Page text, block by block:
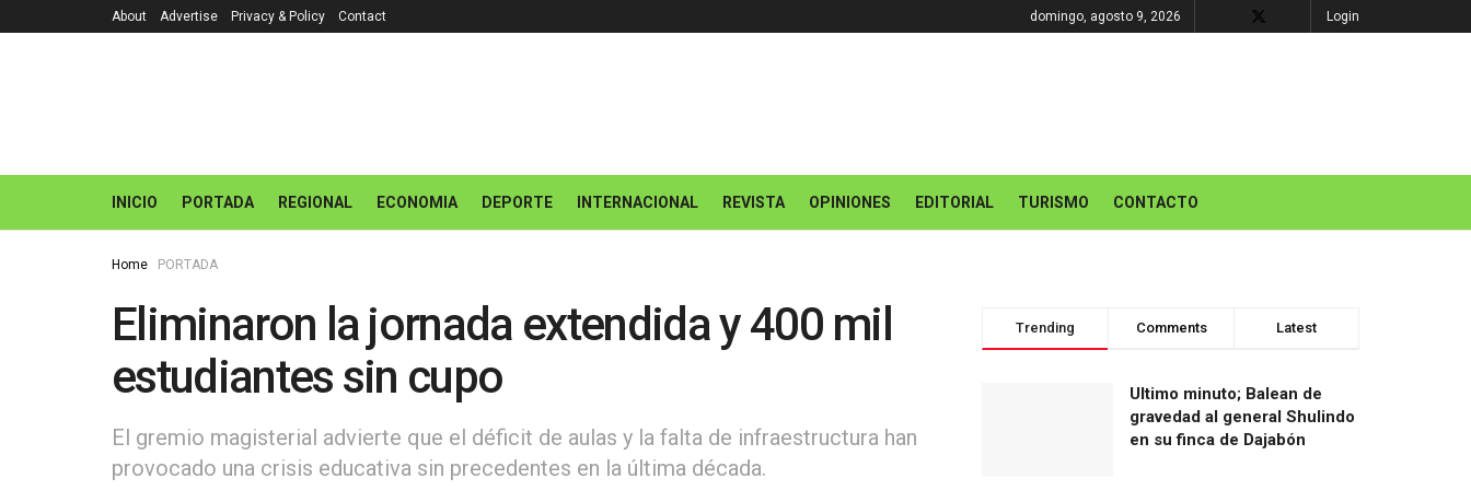
About Advertise Privacy & Policy Contact domingo, agosto 9, 2026 Login
INICIO PORTADA REGIONAL ECONOMIA DEPORTE INTERNACIONAL REVISTA OPINIONES EDITORIAL TURISMO CONTACTO
Home PORTADA
Eliminaron la jornada extendida y 400 mil
estudiantes sin cupo
El gremio magisterial advierte que el déficit de aulas y la falta de infraestructura han
provocado una crisis educativa sin precedentes en la última década.
Trending Comments Latest
Ultimo minuto; Balean de
gravedad al general Shulindo
en su finca de Dajabón